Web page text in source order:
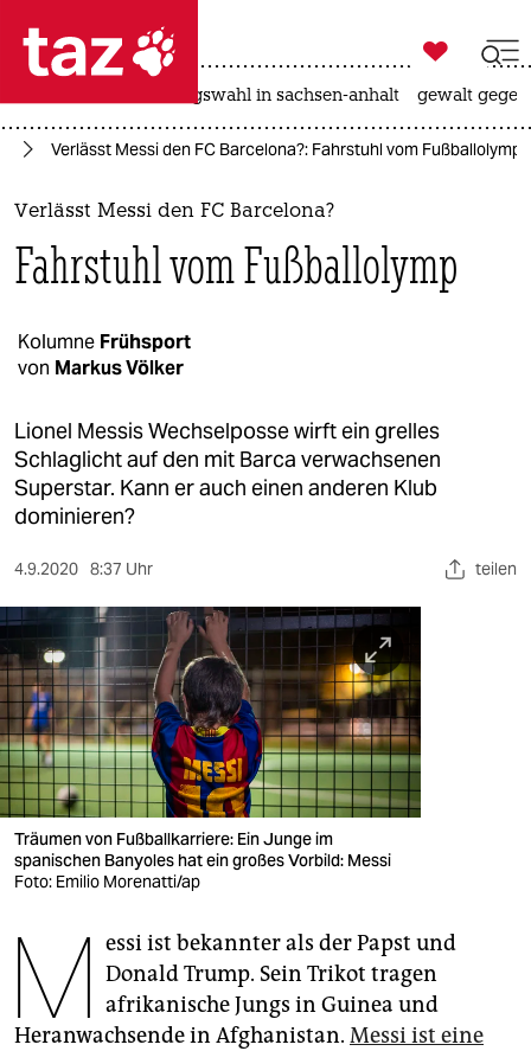
 taz zahl ich
taz zahl ich
themen
politik
gesellschaft
kultur
sport
berlin
nord
wahrheit
verlag
verlag
veranstaltungen
shop
fragen & hilfe
abo
genossenschaft

taz zahl ich
landtagswahl in sachsen-anhalt gewalt
Verlässt Messi den FC Barcelona?: Fahrstuhl vom Fußballolymp
Verlässt Messi den FC Barcelona?
Fahrstuhl vom Fußballolymp
Kolumne Frühsport
von Markus Völker
Lionel Messis Wechselposse wirft ein grelles
Schlaglicht auf den mit Barca verwachsenen
Superstar. Kann er auch einen anderen Klub
dominieren?
4.9.2020 8:37 Uhr teilen
Träumen von Fußballkarriere: Ein Junge im
spanischen Banyoles hat ein großes Vorbild: Messi
Foto: Emilio Morenatti/ap
M essi ist bekannter als der Papst und
Donald Trump. Sein Trikot tragen
afrikanische Jungs in Guinea und
Heranwachsende in Afghanistan. Messi ist eine